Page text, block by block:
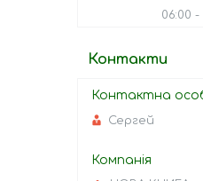
06:00
Контакти
Сергей